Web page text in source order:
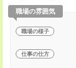
職場の雰囲気
職場の様子
仕事の仕方